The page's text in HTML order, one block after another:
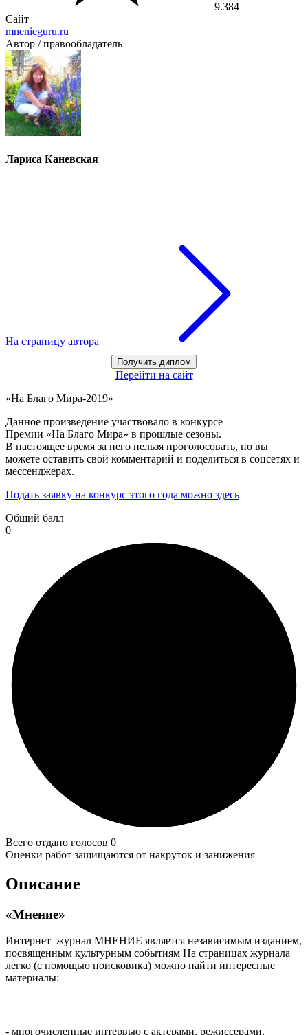
9.384
Сайт
mnenieguru.ru
Автор / правообладатель
Лариса Каневская
На страницу автора
Получить диплом
Перейти на сайт
«На Благо Мира-2019»
Данное произведение участвовало в конкурсе
Премии «На Благо Мира» в прошлые сезоны.
В настоящее время за него нельзя проголосовать, но вы
можете оставить свой комментарий и поделиться в соцсетях и
мессенджерах.
Подать заявку на конкурс этого года можно здесь
Общий балл
0
Всего отдано голосов 0
Оценки работ защищаются от накруток и занижения
Описание
«Мнение»
Интернет–журнал МНЕНИЕ является независимым изданием,
посвященным культурным событиям На страницах журнала
легко (с помощью поисковика) можно найти интересные
материалы:
- многочисленные интервью с актерами, режиссерами,